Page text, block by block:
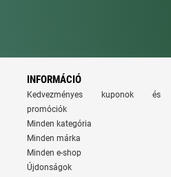
INFORMÁCIÓ
Kedvezményes kuponok és
promóciók
Minden kategória
Minden márka
Minden e-shop
Újdonságok